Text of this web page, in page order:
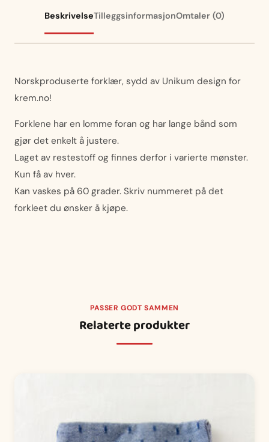
BeskrivelseTilleggsinformasjonOmtaler (0)
Norskproduserte forklær, sydd av Unikum design for
krem.no!
Forklene har en lomme foran og har lange bånd som
gjør det enkelt å justere.
Laget av restestoff og finnes derfor i varierte mønster.
Kun få av hver.
Kan vaskes på 60 grader. Skriv nummeret på det
forkleet du ønsker å kjøpe.
PASSER GODT SAMMEN
Relaterte produkter